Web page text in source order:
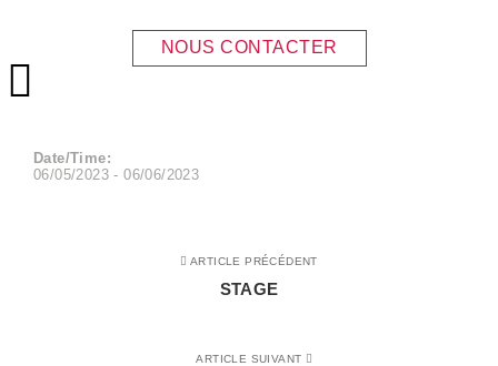
Menu principal
NOUS CONTACTER
STAGE
Date/Time:
06/05/2023 - 06/06/2023
ARTICLE PRÉCÉDENT
STAGE
ARTICLE SUIVANT